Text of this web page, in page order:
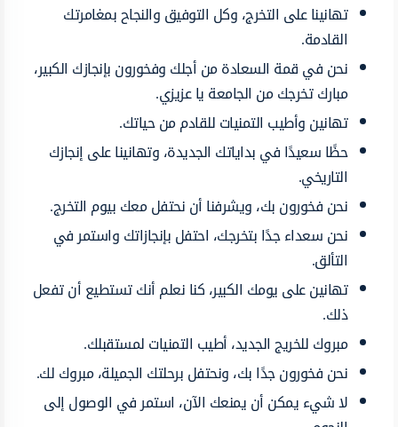
تهانينا على التخرج، وكل التوفيق والنجاح بمغامرتك
القادمة.
نحن في قمة السعادة من أجلك وفخورون بإنجازك الكبير،
مبارك تخرجك من الجامعة يا عزيزي.
تهانين وأطيب التمنيات للقادم من حياتك.
حظًا سعيدًا في بداياتك الجديدة، وتهانينا على إنجازك
التاريخي.
نحن فخورون بك، ويشرفنا أن نحتفل معك بيوم التخرج.
نحن سعداء جدًا بتخرجك، احتفل بإنجازاتك واستمر في
التألق.
تهانين على يومك الكبير، كنا نعلم أنك تستطيع أن تفعل
ذلك.
مبروك للخريج الجديد، أطيب التمنيات لمستقبلك.
نحن فخورون جدًا بك، ونحتفل برحلتك الجميلة، مبروك لك.
لا شيء يمكن أن يمنعك الآن، استمر في الوصول إلى